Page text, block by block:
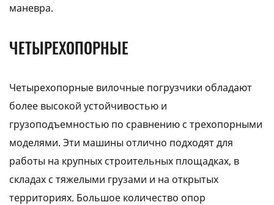
маневра.
ЧЕТЫРЕХОПОРНЫЕ
Четырехопорные вилочные погрузчики обладают
более высокой устойчивостью и
грузоподъемностью по сравнению с трехопорными
моделями. Эти машины отлично подходят для
работы на крупных строительных площадках, в
складах с тяжелыми грузами и на открытых
территориях. Большое количество опор